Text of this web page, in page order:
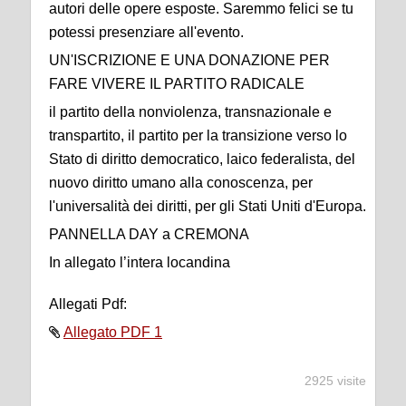
autori delle opere esposte. Saremmo felici se tu
potessi presenziare all'evento.
UN'ISCRIZIONE E UNA DONAZIONE PER
FARE VIVERE IL PARTITO RADICALE
il partito della nonviolenza, transnazionale e
transpartito, il partito per la transizione verso lo
Stato di diritto democratico, laico federalista, del
nuovo diritto umano alla conoscenza, per
l'universalità dei diritti, per gli Stati Uniti d'Europa.
PANNELLA DAY a CREMONA
In allegato l’intera locandina
Allegati Pdf:
Allegato PDF 1
2925 visite